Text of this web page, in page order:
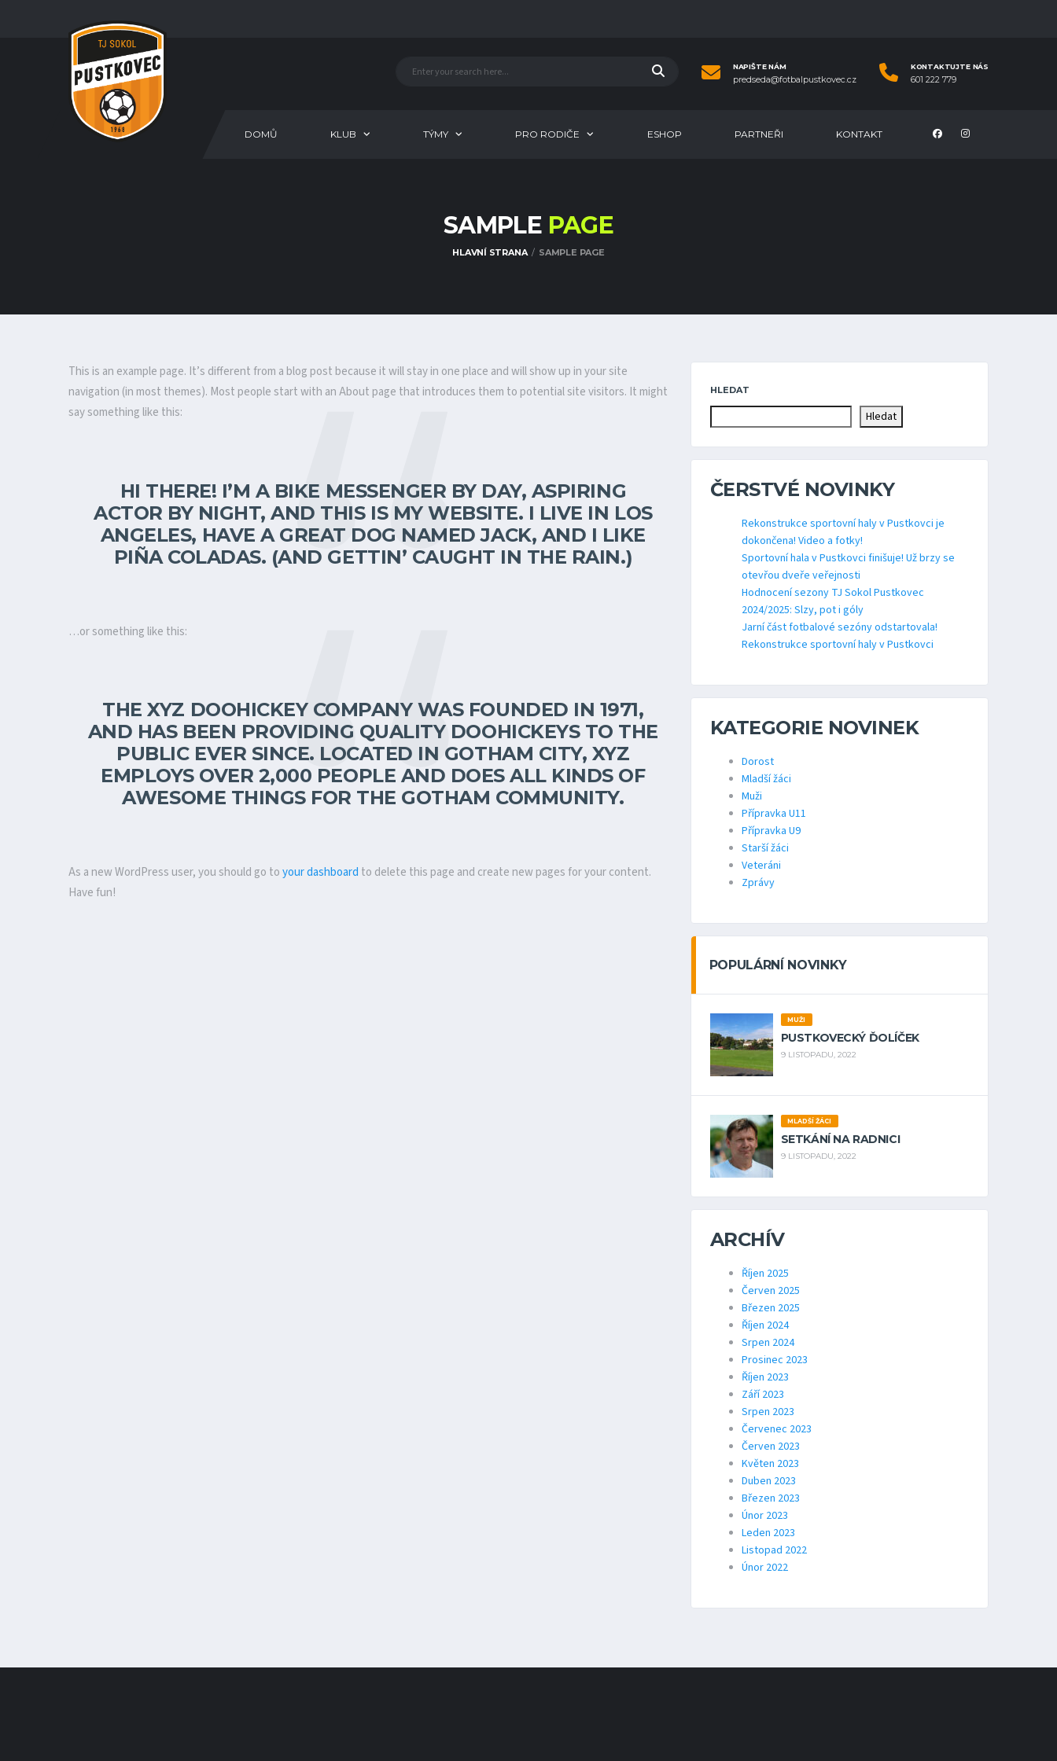
NAPIŠTE NÁM
predseda@fotbalpustkovec.cz
KONTAKTUJTE NÁS
601 222 779
DOMŮ KLUB TÝMY PRO RODIČE ESHOP PARTNEŘI KONTAKT
SAMPLE PAGE
HLAVNÍ STRANA SAMPLE PAGE
This is an example page. It’s different from a blog post because it will stay in one place and will show up in your site
navigation (in most themes). Most people start with an About page that introduces them to potential site visitors. It might
say something like this:
HI THERE! I’M A BIKE MESSENGER BY DAY, ASPIRING
ACTOR BY NIGHT, AND THIS IS MY WEBSITE. I LIVE IN LOS
ANGELES, HAVE A GREAT DOG NAMED JACK, AND I LIKE
PIÑA COLADAS. (AND GETTIN’ CAUGHT IN THE RAIN.)
…or something like this:
THE XYZ DOOHICKEY COMPANY WAS FOUNDED IN 1971,
AND HAS BEEN PROVIDING QUALITY DOOHICKEYS TO THE
PUBLIC EVER SINCE. LOCATED IN GOTHAM CITY, XYZ
EMPLOYS OVER 2,000 PEOPLE AND DOES ALL KINDS OF
AWESOME THINGS FOR THE GOTHAM COMMUNITY.
As a new WordPress user, you should go toyour dashboard to delete this page and create new pages for your content.
Have fun!
HLEDAT
Hledat
ČERSTVÉ NOVINKY
Rekonstrukce sportovní haly v Pustkovci je
dokončena! Video a fotky!
Sportovní hala v Pustkovci finišuje! Už brzy se
otevřou dveře veřejnosti
Hodnocení sezony TJ Sokol Pustkovec
2024/2025: Slzy, pot i góly
Jarní část fotbalové sezóny odstartovala!
Rekonstrukce sportovní haly v Pustkovci
KATEGORIE NOVINEK
Dorost
Mladší žáci
Muži
Přípravka U11
Přípravka U9
Starší žáci
Veteráni
Zprávy
POPULÁRNÍ NOVINKY
MUŽI
PUSTKOVECKÝ ĎOLÍČEK
9 LISTOPADU, 2022
MLADŠÍ ŽÁCI
SETKÁNÍ NA RADNICI
9 LISTOPADU, 2022
ARCHÍV
Říjen 2025
Červen 2025
Březen 2025
Říjen 2024
Srpen 2024
Prosinec 2023
Říjen 2023
Září 2023
Srpen 2023
Červenec 2023
Červen 2023
Květen 2023
Duben 2023
Březen 2023
Únor 2023
Leden 2023
Listopad 2022
Únor 2022